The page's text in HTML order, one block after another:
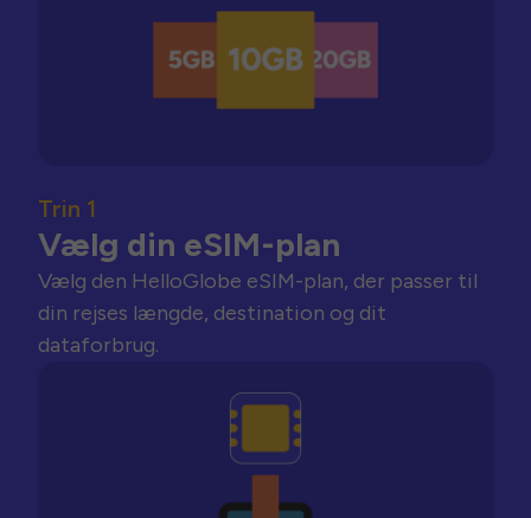
Trin 1
Vælg din eSIM-plan
Vælg den HelloGlobe eSIM-plan, der passer til
din rejses længde, destination og dit
dataforbrug.